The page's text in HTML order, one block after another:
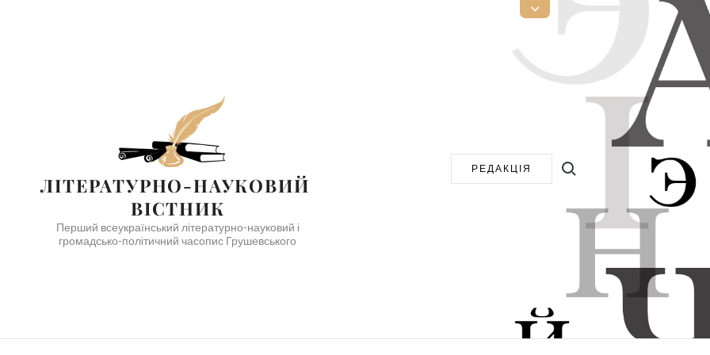
Open
Sidebar
ЛІТЕРАТУРНО-НАУКОВИЙ
ВІСТНИК
Перший всеукраїнський літературно-науковий і
громадсько-політичний часопис Грушевського
РЕДАКЦІЯ
Search for: